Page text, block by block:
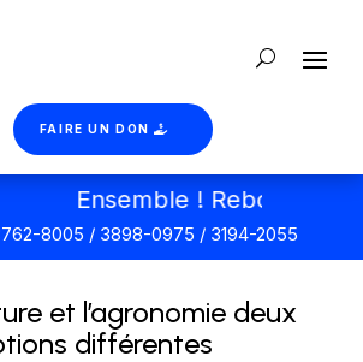
FAIRE UN DON
Ensemble ! Reboisons
8005 / 3898-0975 / 3194-2055
et l’agronomie deux
différentes